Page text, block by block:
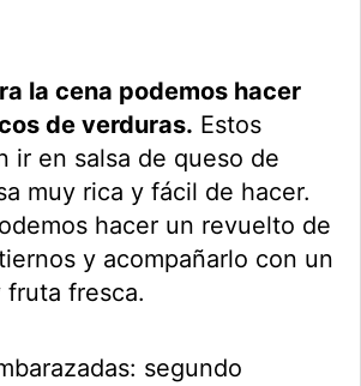
la cena podemos hacer
de verduras. Estos
ir en salsa de queso de
muy rica y fácil de hacer.
hacer un revuelto de
y acompañarlo con un
fruta fresca.
segundo